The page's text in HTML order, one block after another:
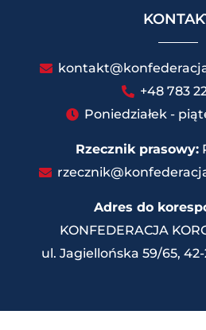
+48 783
Poniedziałek -
Rzecznik prasowy:
Adres do
KONFEDERACJA
ul. Jagiellońska 59/65,